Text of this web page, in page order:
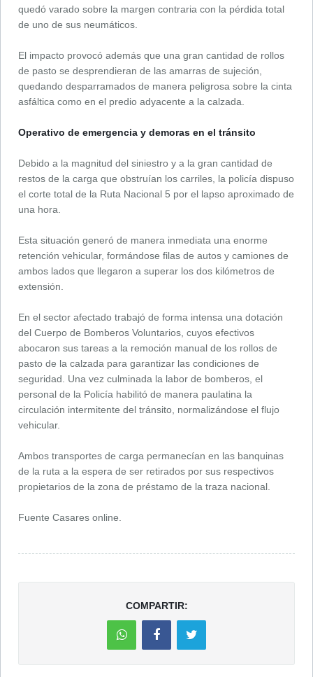
quedó varado sobre la margen contraria con la pérdida total
de uno de sus neumáticos.
El impacto provocó además que una gran cantidad de rollos
de pasto se desprendieran de las amarras de sujeción,
quedando desparramados de manera peligrosa sobre la cinta
asfáltica como en el predio adyacente a la calzada.
Operativo de emergencia y demoras en el tránsito
Debido a la magnitud del siniestro y a la gran cantidad de
restos de la carga que obstruían los carriles, la policía dispuso
el corte total de la Ruta Nacional 5 por el lapso aproximado de
una hora.
Esta situación generó de manera inmediata una enorme
retención vehicular, formándose filas de autos y camiones de
ambos lados que llegaron a superar los dos kilómetros de
extensión.
En el sector afectado trabajó de forma intensa una dotación
del Cuerpo de Bomberos Voluntarios, cuyos efectivos
abocaron sus tareas a la remoción manual de los rollos de
pasto de la calzada para garantizar las condiciones de
seguridad. Una vez culminada la labor de bomberos, el
personal de la Policía habilitó de manera paulatina la
circulación intermitente del tránsito, normalizándose el flujo
vehicular.
Ambos transportes de carga permanecían en las banquinas
de la ruta a la espera de ser retirados por sus respectivos
propietarios de la zona de préstamo de la traza nacional.
Fuente Casares online.
COMPARTIR: